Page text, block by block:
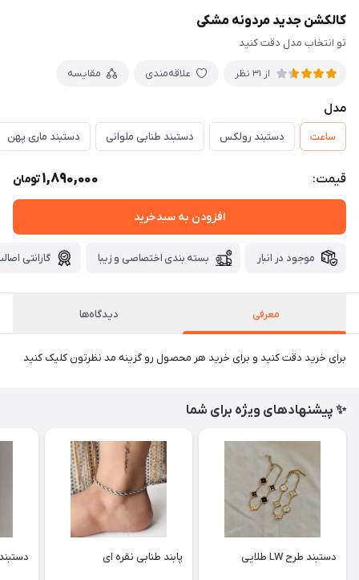
کالکشن جدید مردونه مشکی
تو انتخاب مدل دقت کنید
از 31 نظر علاقه‌مندی مقایسه
مدل
ساعت دستبند رولکس دستبند طنابی ملوانی دستبند ماری پهن
قیمت: 1,890,000تومان
افزودن به سبدخرید
موجود در انبار بسته بندی اختصاصی و زیبا گارانتی
معرفی دیدگاه‌ها
برای خرید دقت کنید و برای خرید هر محصول رو گزینه مد نظرتون کلیک کنید
✨ پیشنهادهای ویژه برای شما
دستبند طرح LW طلایی پابند طنابی نقره ای